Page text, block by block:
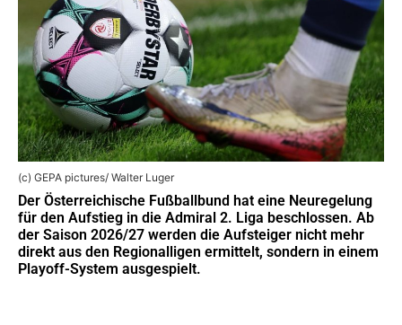
(c) GEPA pictures/ Walter Luger
Der Österreichische Fußballbund hat eine Neuregelung
für den Aufstieg in die Admiral 2. Liga beschlossen. Ab
der Saison 2026/27 werden die Aufsteiger nicht mehr
direkt aus den Regionalligen ermittelt, sondern in einem
Playoff-System ausgespielt.